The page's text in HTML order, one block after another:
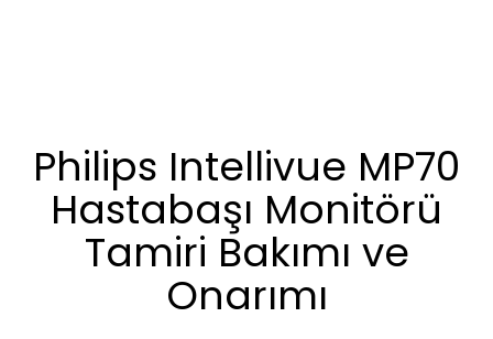
Philips Intellivue MP70
Hastabaşı Monitörü
Tamiri Bakımı ve
Onarımı